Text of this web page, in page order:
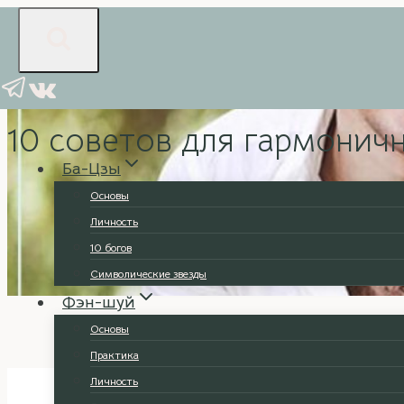
содержимому
Ба-Цзы
Основы
Личность
10 богов
Символические звезды
Фэн-шуй
Основы
Практика
Личность
Любовь
10 советов для